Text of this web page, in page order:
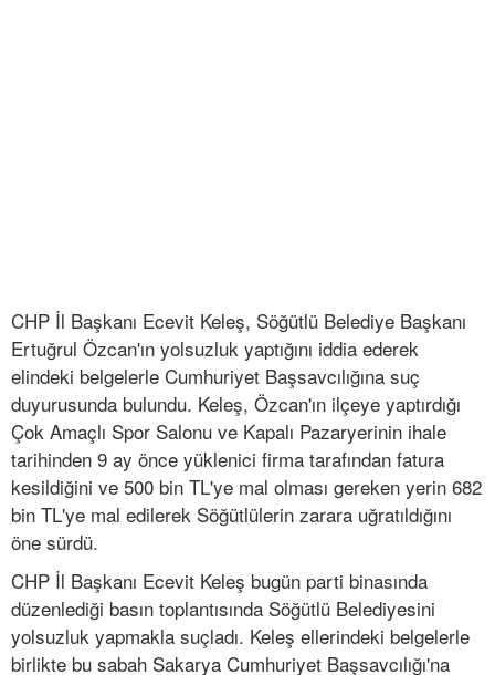
CHP İl Başkanı Ecevit Keleş, Söğütlü Belediye Başkanı
Ertuğrul Özcan'ın yolsuzluk yaptığını iddia ederek
elindeki belgelerle Cumhuriyet Başsavcılığına suç
duyurusunda bulundu. Keleş, Özcan'ın ilçeye yaptırdığı
Çok Amaçlı Spor Salonu ve Kapalı Pazaryerinin ihale
tarihinden 9 ay önce yüklenici firma tarafından fatura
kesildiğini ve 500 bin TL'ye mal olması gereken yerin 682
bin TL'ye mal edilerek Söğütlülerin zarara uğratıldığını
öne sürdü.
CHP İl Başkanı Ecevit Keleş bugün parti binasında
düzenlediği basın toplantısında Söğütlü Belediyesini
yolsuzluk yapmakla suçladı. Keleş ellerindeki belgelerle
birlikte bu sabah Sakarya Cumhuriyet Başsavcılığı'na